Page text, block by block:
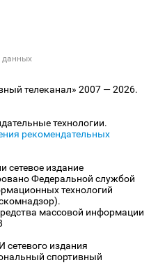
данных
телеканал» 2007 — 2026.
технологии.
рекомендательных
сетевое издание
Федеральной службой
технологий
массовой информации
сетевого издания
спортивный